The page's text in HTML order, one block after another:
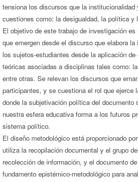
tensiona los discursos que la institucionalidad
cuestiones como: la desigualdad, la política y
El objetivo de este trabajo de investigación
que emergen desde el discurso que elabora
los sujetos-estudiantes desde la aplicación
teóricas asociadas a disciplinas tales como:
entre otras. Se relevan los discursos que
participantes, y se cuestiona el rol que ejerce
donde la subjetivación política del documento
nuestra esfera educativa forma a los futuros
sistema político.
El diseño metodológico está proporcionado
utiliza la recopilación documental y el grupo
recolección de información, y el documento
fundamento epistémico-metodológico para